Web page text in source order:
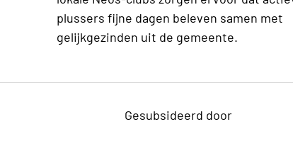
plussers fijne dagen beleven samen met
gelijkgezinden uit de gemeente.
Gesubsideerd door